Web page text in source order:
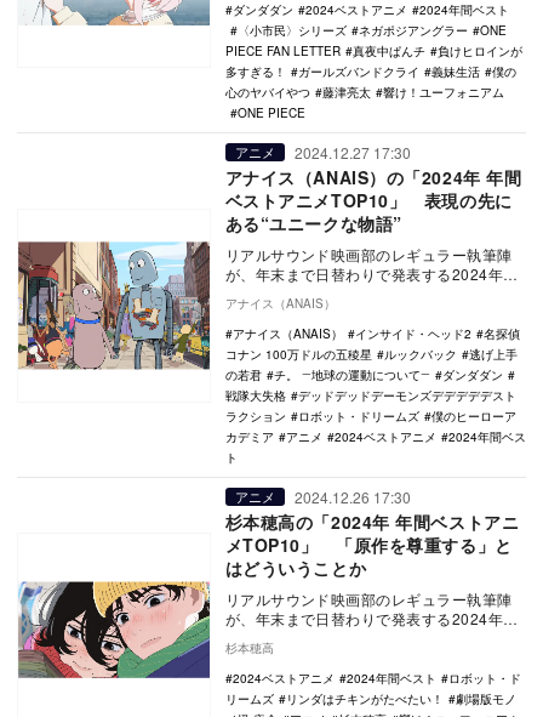
ダンダダン
2024ベストアニメ
2024年間ベスト
〈小市民〉シリーズ
ネガポジアングラー
ONE
PIECE FAN LETTER
真夜中ぱんチ
負けヒロインが
多すぎる！
ガールズバンドクライ 義妹生活
僕の
心のヤバイやつ
藤津亮太
響け！ユーフォニアム
ONE PIECE
アニメ 2024.12.27 17:30
アナイス（ANAIS）の「2024年 年間
ベストアニメTOP10」 表現の先に
ある“ユニークな物語”
リアルサウンド映画部のレギュラー執筆陣
が、年末まで日替わりで発表する2024年の
ドラマ、ア…
アナイス（ANAIS）
アナイス（ANAIS）
インサイド・ヘッド2
名探偵
コナン 100万ドルの五稜星
ルックバック
逃げ上手
の若君
チ。 ―地球の運動について―
ダンダダン
戦隊大失格
デッドデッドデーモンズデデデデデスト
ラクション
ロボット・ドリームズ
僕のヒーローア
カデミア
アニメ 2024ベストアニメ
2024年間ベス
ト
アニメ 2024.12.26 17:30
杉本穂高の「2024年 年間ベストアニ
メTOP10」 「原作を尊重する」と
はどういうことか
リアルサウンド映画部のレギュラー執筆陣
が、年末まで日替わりで発表する2024年の
年間ベスト企画。映画、国内ドラマ、海外
ドラマ、ア…
杉本穂高
2024ベストアニメ
2024年間ベスト
ロボット・ド
リームズ
リンダはチキンがたべたい！
劇場版モノ